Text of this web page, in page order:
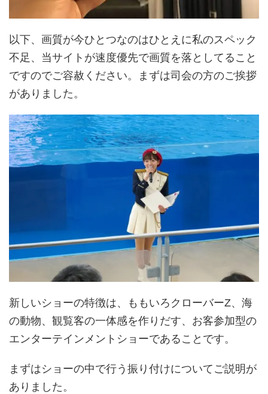
以下、画質が今ひとつなのはひとえに私のスペック
不足、当サイトが速度優先で画質を落としてること
ですのでご容赦ください。まずは司会の方のご挨拶
がありました。
新しいショーの特徴は、ももいろクローバーZ、海
の動物、観覧客の一体感を作りだす、お客参加型の
エンターテインメントショーであることです。
まずはショーの中で行う振り付けについてご説明が
ありました。